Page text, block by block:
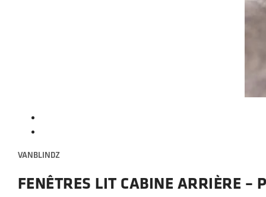
VANBLINDZ
FENÊTRES LIT CABINE ARRIÈRE